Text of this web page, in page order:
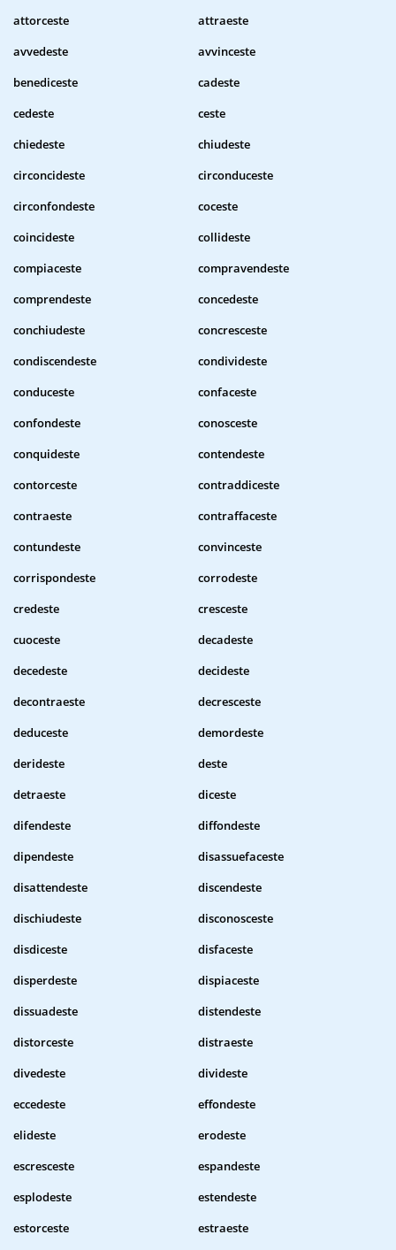
attorceste
attraeste
avvedeste
avvinceste
benediceste
cadeste
cedeste
ceste
chiedeste
chiudeste
circoncideste
circonduceste
circonfondeste
coceste
coincideste
collideste
compiaceste
compravendeste
comprendeste
concedeste
conchiudeste
concresceste
condiscendeste
condivideste
conduceste
confaceste
confondeste
conosceste
conquideste
contendeste
contorceste
contraddiceste
contraeste
contraffaceste
contundeste
convinceste
corrispondeste
corrodeste
credeste
cresceste
cuoceste
decadeste
decedeste
decideste
decontraeste
decresceste
deduceste
demordeste
derideste
deste
detraeste
diceste
difendeste
diffondeste
dipendeste
disassuefaceste
disattendeste
discendeste
dischiudeste
disconosceste
disdiceste
disfaceste
disperdeste
dispiaceste
dissuadeste
distendeste
distorceste
distraeste
divedeste
divideste
eccedeste
effondeste
elideste
erodeste
escresceste
espandeste
esplodeste
estendeste
estorceste
estraeste